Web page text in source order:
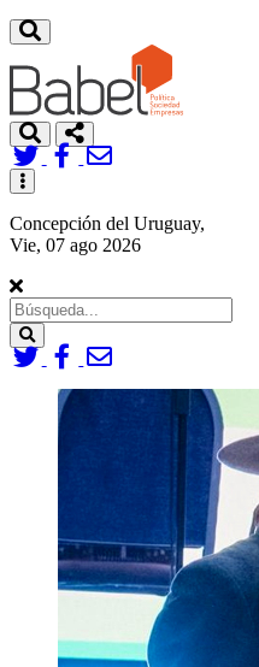
Toggle
navigation
Concepción del Uruguay,
Vie, 07 ago 2026
Search